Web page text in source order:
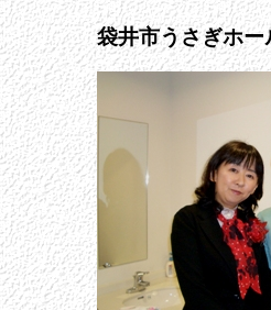
袋井市うさぎホ